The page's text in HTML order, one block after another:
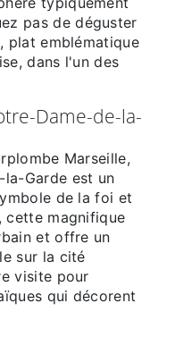
pas de déguster
plat emblématique
dans l'un des
Dame-de-la-
Marseille,
Garde est un
de la foi et
cette magnifique
et offre un
sur la cité
visite pour
qui décorent